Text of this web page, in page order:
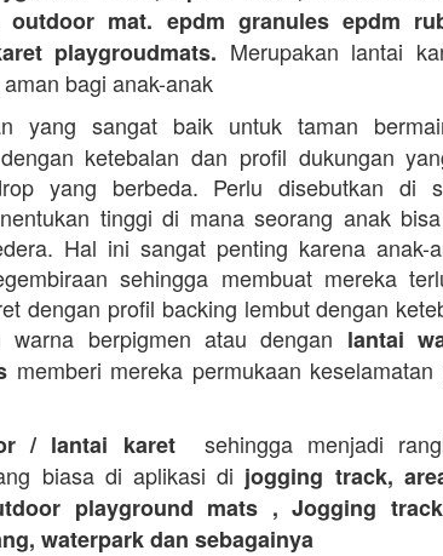
outdoor mat. epdm granules epdm
playgroudmats. Merupakan lantai
bagi anak-anak
yang sangat baik untuk taman
ketebalan dan profil dukungan
yang berbeda. Perlu disebutkan di
tinggi di mana seorang anak
Hal ini sangat penting karena anak-
sehingga membuat mereka
dengan profil backing lembut dengan
berpigmen atau dengan lantai
memberi mereka permukaan
/ lantai karetsehingga menjadi
biasa di aplikasi di jogging track,
playground mats , Jogging
waterpark dan sebagainya